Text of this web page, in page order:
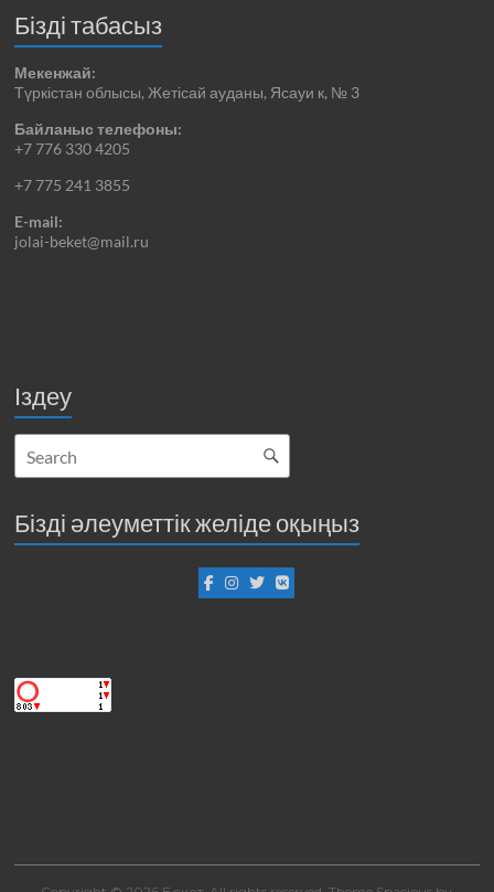
Бізді табасыз
Мекенжай:
Түркістан облысы, Жетісай ауданы, Ясауи к, № 3
Байланыс телефоны:
+7 776 330 4205
+7 775 241 3855
E-mail:
jolai-beket@mail.ru
Іздеу
Бізді әлеуметтік желіде оқыңыз